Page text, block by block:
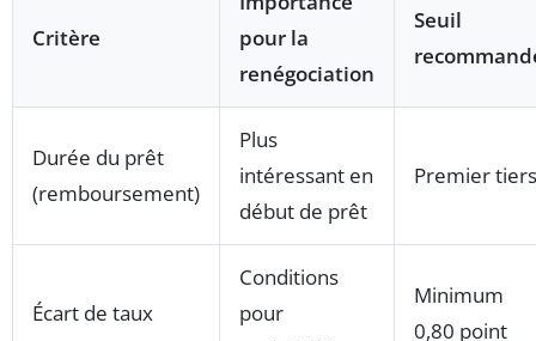
Critère
pour la
renégociation
Seuil
Durée du prêt
(remboursement)
Plus
intéressant en
début de prêt
Premier tiers
Écart de taux
Conditions
pour
Minimum
0,80 point